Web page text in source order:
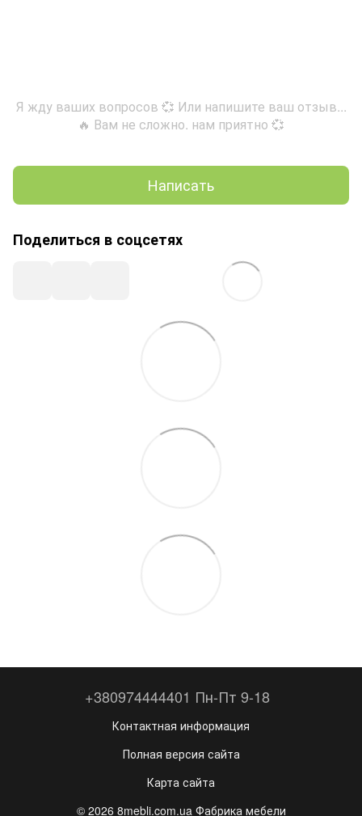
Я жду ваших вопросов 💞 Или напишите ваш отзыв...
🔥 Вам не сложно. нам приятно 💞
Написать
Поделиться в соцсетях
+380974444401 Пн-Пт 9-18
Контактная информация
Полная версия сайта
Карта сайта
© 2026 8mebli.com.ua Фабрика мебели